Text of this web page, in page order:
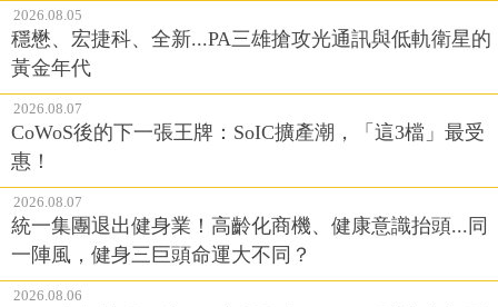
2026.08.05
穩懋、宏捷科、全新...PA三雄搶攻光通訊與低軌衛星的
黃金年代
2026.08.07
CoWoS後的下一張王牌：SoIC擴產潮，「這3檔」最受
惠！
2026.08.07
統一集團退出健身業！高齡化商機、健康意識抬頭...同
一陣風，健身三巨頭命運大不同？
2026.08.06